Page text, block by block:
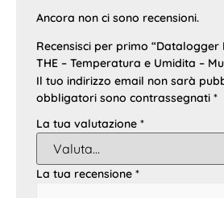
Ancora non ci sono recensioni.
Recensisci per primo “Datalogger
THE – Temperatura e Umidita –
Il tuo indirizzo email non sarà
obbligatori sono contrassegnati *
La tua valutazione *
La tua recensione *